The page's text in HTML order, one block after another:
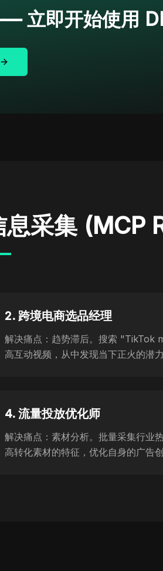
立即开始使用
采集 (MCP
2. 跨境电商选品经理
解决痛点：趋势滞后。搜索 "TikTok
高互动视频，从中发现当下正火的潜
4. 流量投放优化师
解决痛点：素材分析。批量采集行业
高转化素材的特征，优化自身的广告